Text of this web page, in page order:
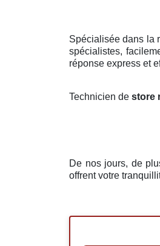
Spécialisée dans la
spécialistes,
réponse express et
Technicien de store
De nos jours, de
offrent votre